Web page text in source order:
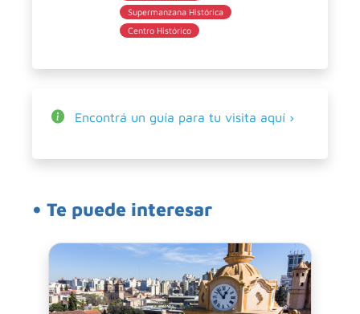
Supermanzana Histórica
Centro Histórico
Encontrá un guía para tu visita aquí ›
• Te puede interesar